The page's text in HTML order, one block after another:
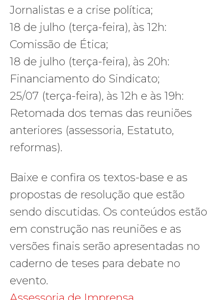
Jornalistas e a crise política;
18 de julho (terça-feira), às 12h:
Comissão de Ética;
18 de julho (terça-feira), às 20h:
Financiamento do Sindicato;
25/07 (terça-feira), às 12h e às 19h:
Retomada dos temas das reuniões
anteriores (assessoria, Estatuto,
reformas).
Baixe e confira os textos-base e as
propostas de resolução que estão
sendo discutidas. Os conteúdos estão
em construção nas reuniões e as
versões finais serão apresentadas no
caderno de teses para debate no
evento.